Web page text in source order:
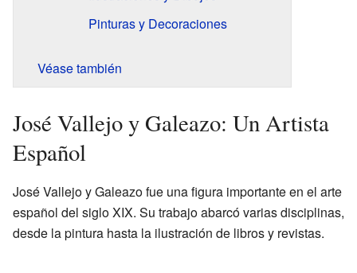
Pinturas y Decoraciones
Véase también
José Vallejo y Galeazo: Un Artista
Español
José Vallejo y Galeazo fue una figura importante en el arte
español del siglo XIX. Su trabajo abarcó varias disciplinas,
desde la pintura hasta la ilustración de libros y revistas.